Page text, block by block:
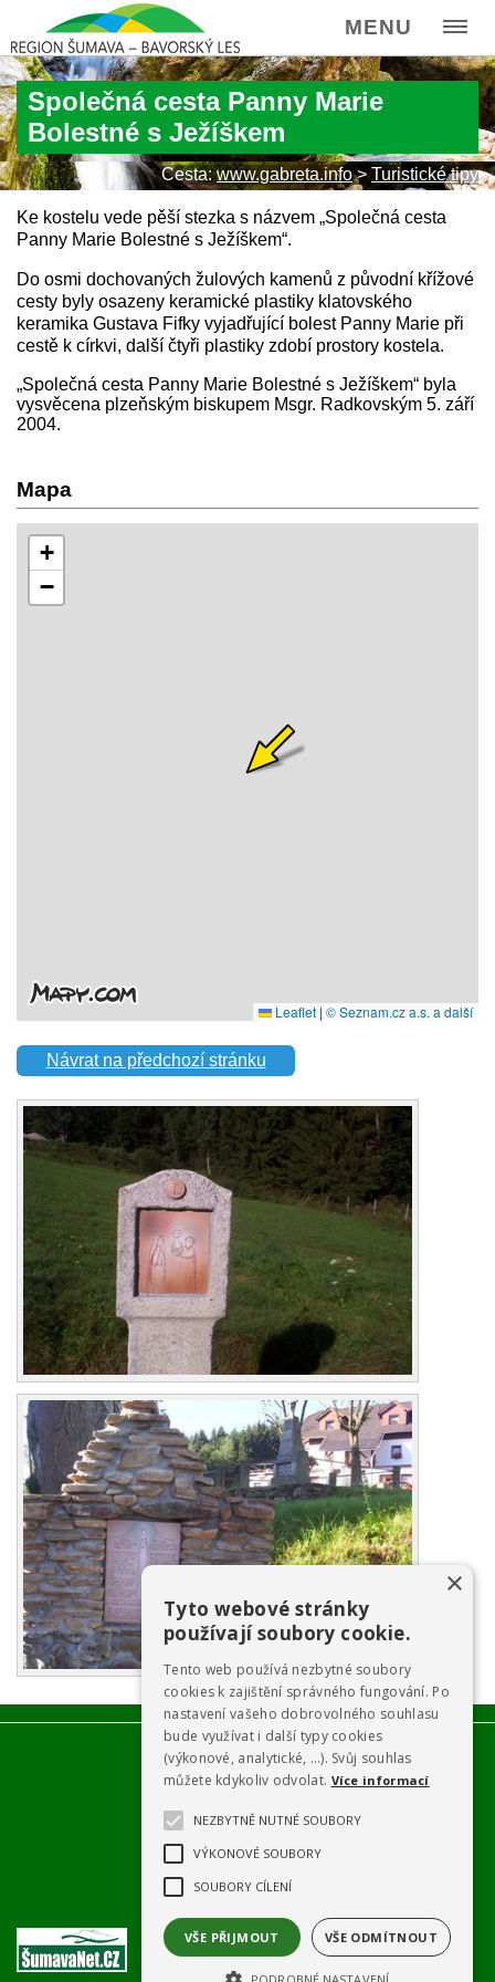
MENU
Společná cesta Panny Marie
Bolestné s Ježíškem
Cesta:www.gabreta.info>Turistické tipy
Ke kostelu vede pěší stezka s názvem „Společná cesta
Panny Marie Bolestné s Ježíškem“.
Do osmi dochovaných žulových kamenů z původní křížové
cesty byly osazeny keramické plastiky klatovského
keramika Gustava Fifky vyjadřující bolest Panny Marie při
cestě k církvi, další čtyři plastiky zdobí prostory kostela.
„Společná cesta Panny Marie Bolestné s Ježíškem“ byla
vysvěcena plzeňským biskupem Msgr. Radkovským 5. září
2004.
Mapa
Návrat na předchozí stránku
×
Tyto webové stránky
používají soubory cookie.
Tento web používá nezbytné soubory
cookies k zajištění správného fungování. Po
nastavení vašeho dobrovolného souhlasu
bude využívat i další typy cookies
(výkonové, analytické, …). Svůj souhlas
můžete kdykoliv odvolat. Více informací
NEZBYTNĚ NUTNÉ SOUBORY
VÝKONOVÉ SOUBORY
SOUBORY CÍLENÍ
VŠE PŘIJMOUT VŠE ODMÍTNOUT